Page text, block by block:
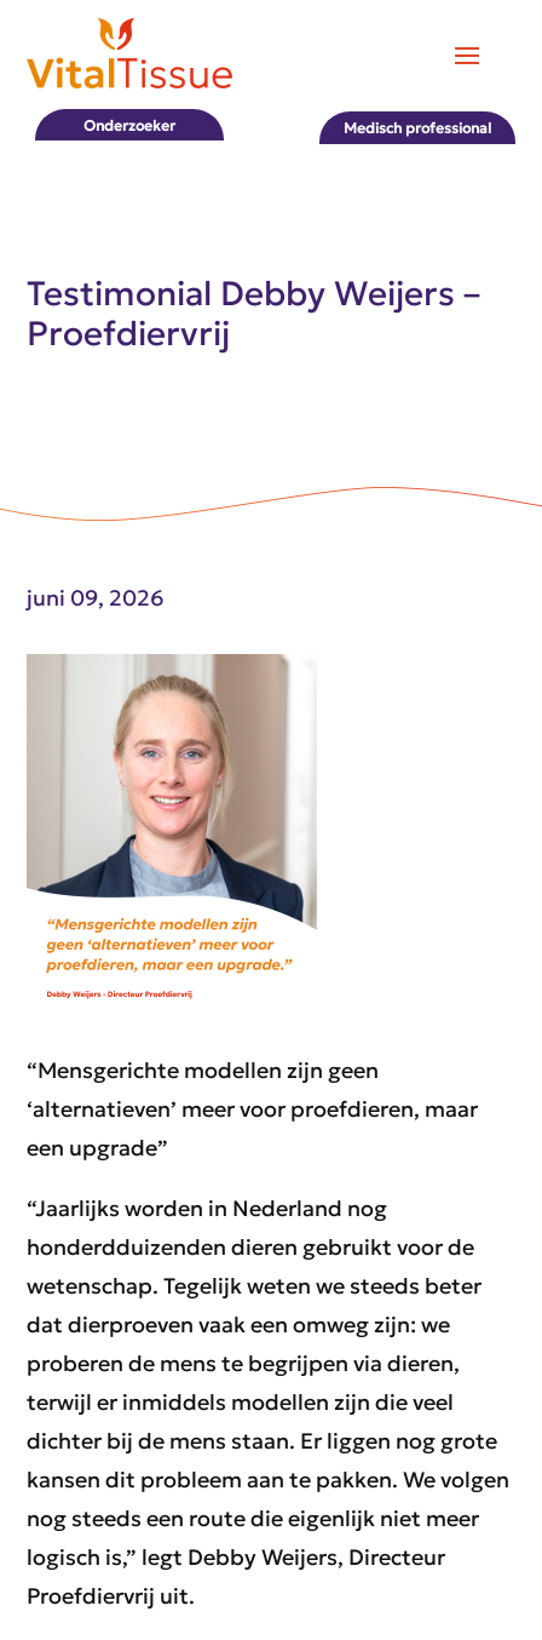
Medisch professional
Onderzoeker
Testimonial Debby Weijers –
Proefdiervrij
juni 09, 2026
“Mensgerichte modellen zijn geen
‘alternatieven’ meer voor proefdieren, maar
een upgrade”
“Jaarlijks worden in Nederland nog
honderdduizenden dieren gebruikt voor de
wetenschap. Tegelijk weten we steeds beter
dat dierproeven vaak een omweg zijn: we
proberen de mens te begrijpen via dieren,
terwijl er inmiddels modellen zijn die veel
dichter bij de mens staan. Er liggen nog grote
kansen dit probleem aan te pakken. We volgen
nog steeds een route die eigenlijk niet meer
logisch is,” legt Debby Weijers, Directeur
Proefdiervrij uit.